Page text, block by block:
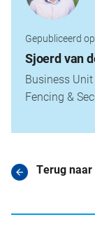
Gepubliceerd
Sjoerd van
Business
Fencing &
Terug naar